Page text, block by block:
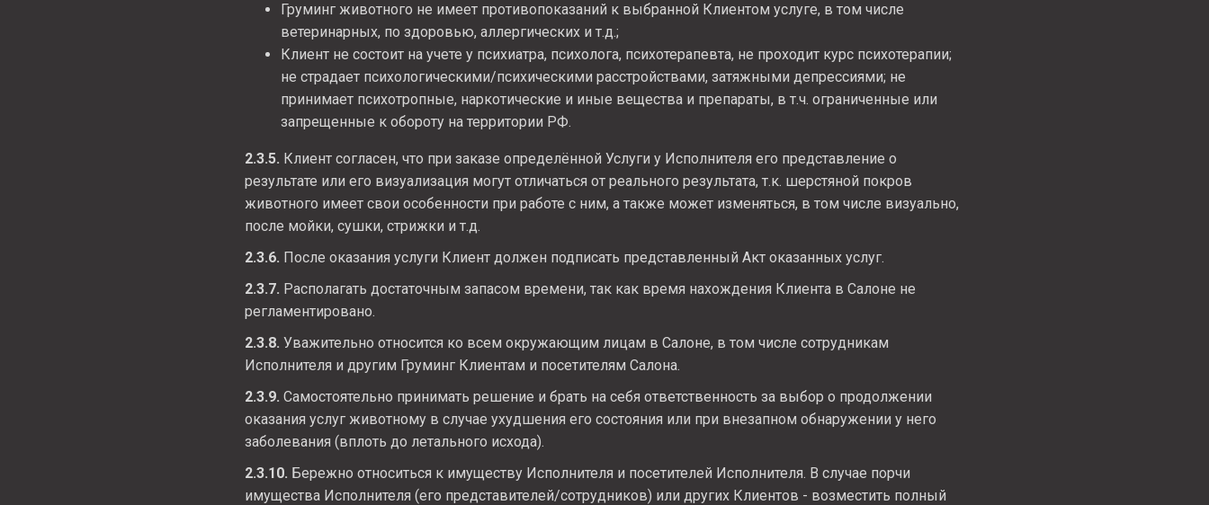
Груминг животного не имеет противопоказаний к выбранной Клиентом услуге, в том числе
ветеринарных, по здоровью, аллергических и т.д.;
Клиент не состоит на учете у психиатра, психолога, психотерапевта, не проходит курс психотерапии;
не страдает психологическими/психическими расстройствами, затяжными депрессиями; не
принимает психотропные, наркотические и иные вещества и препараты, в т.ч. ограниченные или
запрещенные к обороту на территории РФ.
2.3.5. Клиент согласен, что при заказе определённой Услуги у Исполнителя его представление о
результате или его визуализация могут отличаться от реального результата, т.к. шерстяной покров
животного имеет свои особенности при работе с ним, а также может изменяться, в том числе визуально,
после мойки, сушки, стрижки и т.д.
2.3.6. После оказания услуги Клиент должен подписать представленный Акт оказанных услуг.
2.3.7. Располагать достаточным запасом времени, так как время нахождения Клиента в Салоне не
регламентировано.
2.3.8. Уважительно относится ко всем окружающим лицам в Салоне, в том числе сотрудникам
Исполнителя и другим Груминг Клиентам и посетителям Салона.
2.3.9. Самостоятельно принимать решение и брать на себя ответственность за выбор о продолжении
оказания услуг животному в случае ухудшения его состояния или при внезапном обнаружении у него
заболевания (вплоть до летального исхода).
2.3.10. Бережно относиться к имуществу Исполнителя и посетителей Исполнителя. В случае порчи
имущества Исполнителя (его представителей/сотрудников) или других Клиентов - возместить полный